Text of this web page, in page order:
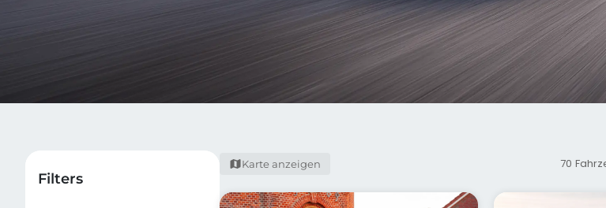
Filters
Karte anzeigen 70